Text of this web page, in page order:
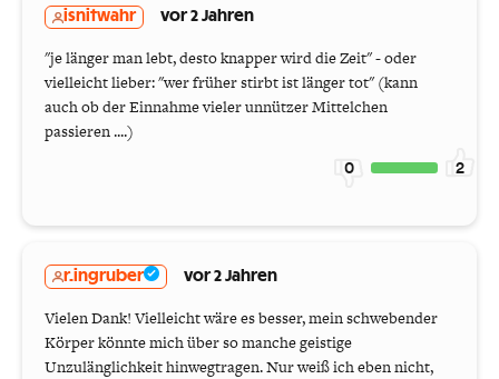
isnitwahr vor 2 Jahren
"je länger man lebt, desto knapper wird die Zeit" - oder
vielleicht lieber: "wer früher stirbt ist länger tot" (kann
auch ob der Einnahme vieler unnützer Mittelchen
passieren ....)
0 2
r.ingruber vor 2 Jahren
Vielen Dank! Vielleicht wäre es besser, mein schwebender
Körper könnte mich über so manche geistige
Unzulänglichkeit hinwegtragen. Nur weiß ich eben nicht,